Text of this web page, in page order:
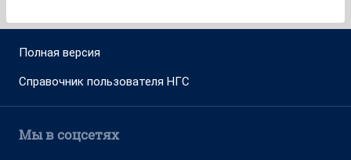
Полная версия
Справочник пользователя НГС
Мы в соцсетях